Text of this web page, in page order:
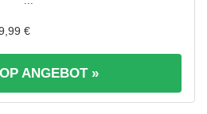
€
ANGEBOT »